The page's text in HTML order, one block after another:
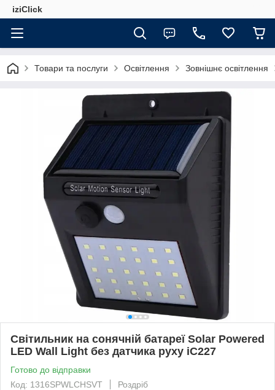
iziClick
Товари та послуги Освітлення Зовнішнє освітлення
Світильник на сонячній батареї Solar Powered
LED Wall Light без датчика руху iC227
Готово до відправки
Код: 1316SPWLCHSVT
Роздріб